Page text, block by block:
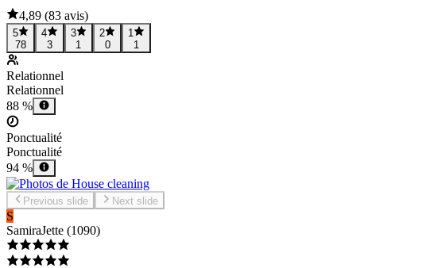
4,89 (83 avis)
5
78
4
3
3
1
2
0
1
1
Relationnel
Relationnel
88 %
Ponctualité
Ponctualité
94 %
Previous slide Next slide
S
SamiraJette (1090)